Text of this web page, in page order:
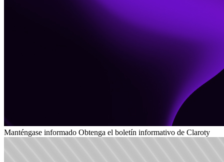
Manténgase informado Obtenga el boletín informativo de Claroty